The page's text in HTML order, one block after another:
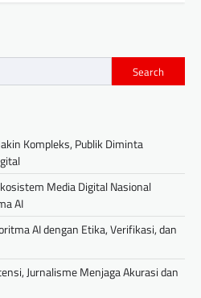
Search
Kompleks, Publik Diminta
Media Digital Nasional
AI
AI dengan Etika, Verifikasi, dan
Jurnalisme Menjaga Akurasi dan